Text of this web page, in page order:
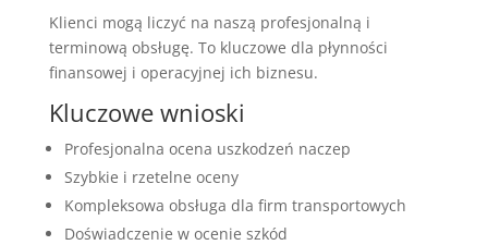
Klienci mogą liczyć na naszą profesjonalną i
terminową obsługę. To kluczowe dla płynności
finansowej i operacyjnej ich biznesu.
Kluczowe wnioski
Profesjonalna ocena uszkodzeń naczep
Szybkie i rzetelne oceny
Kompleksowa obsługa dla firm transportowych
Doświadczenie w ocenie szkód